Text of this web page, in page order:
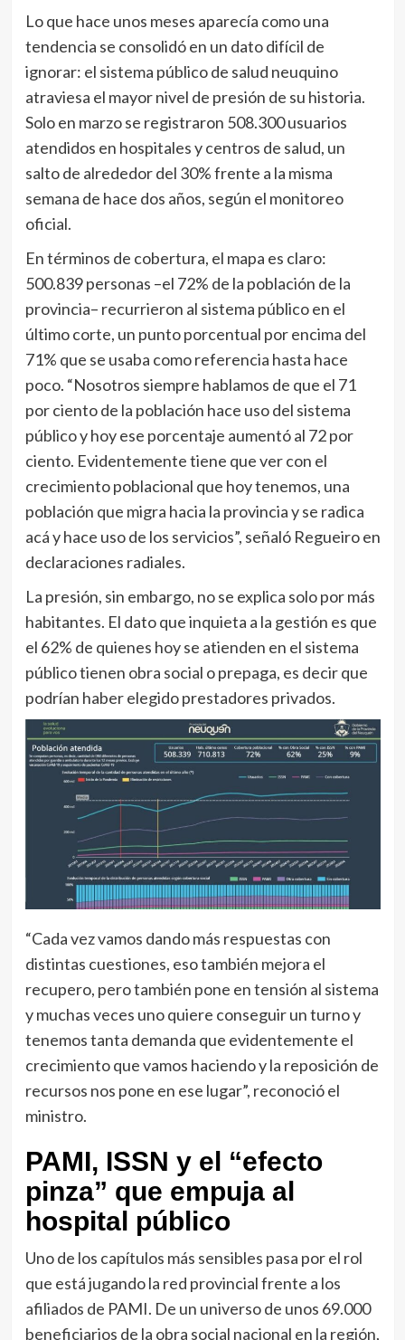
Lo que hace unos meses aparecía como una
tendencia se consolidó en un dato difícil de
ignorar: el sistema público de salud neuquino
atraviesa el mayor nivel de presión de su historia.
Solo en marzo se registraron 508.300 usuarios
atendidos en hospitales y centros de salud, un
salto de alrededor del 30% frente a la misma
semana de hace dos años, según el monitoreo
oficial.
En términos de cobertura, el mapa es claro:
500.839 personas –el 72% de la población de la
provincia– recurrieron al sistema público en el
último corte, un punto porcentual por encima del
71% que se usaba como referencia hasta hace
poco. “Nosotros siempre hablamos de que el 71
por ciento de la población hace uso del sistema
público y hoy ese porcentaje aumentó al 72 por
ciento. Evidentemente tiene que ver con el
crecimiento poblacional que hoy tenemos, una
población que migra hacia la provincia y se radica
acá y hace uso de los servicios”, señaló Regueiro en
declaraciones radiales.
La presión, sin embargo, no se explica solo por más
habitantes. El dato que inquieta a la gestión es que
el 62% de quienes hoy se atienden en el sistema
público tienen obra social o prepaga, es decir que
podrían haber elegido prestadores privados.
“Cada vez vamos dando más respuestas con
distintas cuestiones, eso también mejora el
recupero, pero también pone en tensión al sistema
y muchas veces uno quiere conseguir un turno y
tenemos tanta demanda que evidentemente el
crecimiento que vamos haciendo y la reposición de
recursos nos pone en ese lugar”, reconoció el
ministro.
PAMI, ISSN y el “efecto
pinza” que empuja al
hospital público
Uno de los capítulos más sensibles pasa por el rol
que está jugando la red provincial frente a los
afiliados de PAMI. De un universo de unos 69.000
beneficiarios de la obra social nacional en la región,